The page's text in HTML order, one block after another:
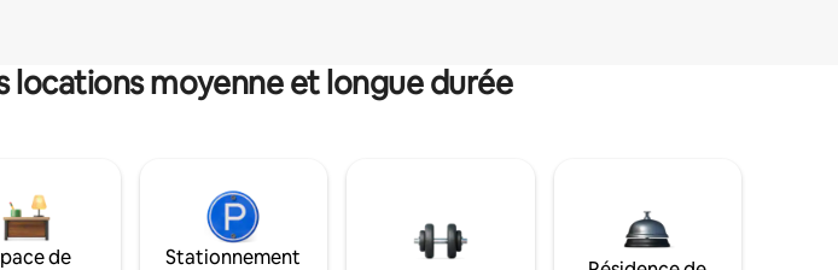
locations moyenne et longue durée
de
Stationnement